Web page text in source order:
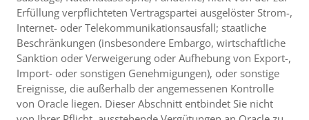
Erfüllung verpflichteten Vertragspartei ausgelöster Strom-,
Internet- oder Telekommunikationsausfall; staatliche
Beschränkungen (insbesondere Embargo, wirtschaftliche
Sanktion oder Verweigerung oder Aufhebung von Export-,
Import- oder sonstigen Genehmigungen), oder sonstige
Ereignisse, die außerhalb der angemessenen Kontrolle
von Oracle liegen. Dieser Abschnitt entbindet Sie nicht